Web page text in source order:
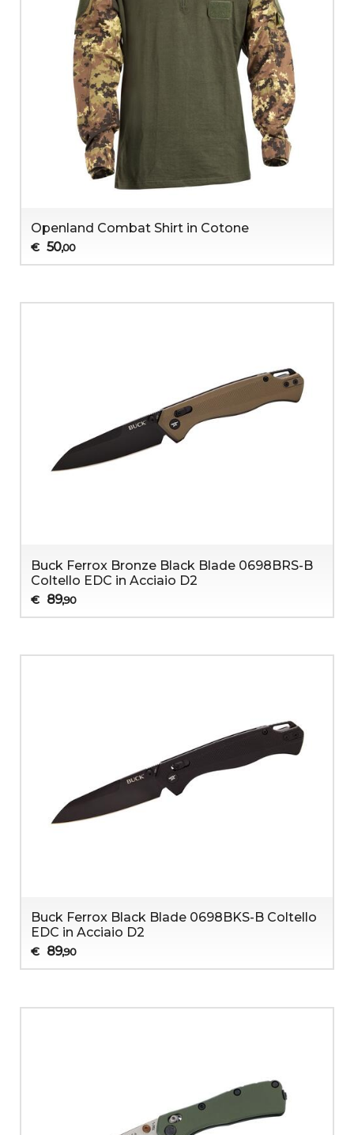
Openland Combat Shirt in Cotone
€ 50,00
Buck Ferrox Bronze Black Blade 0698BRS-B
Coltello EDC in Acciaio D2
€ 89,90
Buck Ferrox Black Blade 0698BKS-B Coltello
EDC in Acciaio D2
€ 89,90